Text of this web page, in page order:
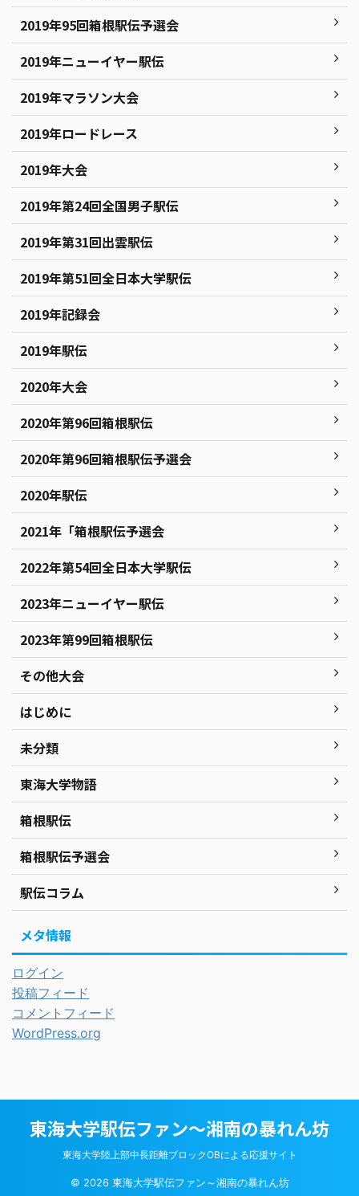
2019年95回箱根駅伝予選会
2019年ニューイヤー駅伝
2019年マラソン大会
2019年ロードレース
2019年大会
2019年第24回全国男子駅伝
2019年第31回出雲駅伝
2019年第51回全日本大学駅伝
2019年記録会
2019年駅伝
2020年大会
2020年第96回箱根駅伝
2020年第96回箱根駅伝予選会
2020年駅伝
2021年「箱根駅伝予選会
2022年第54回全日本大学駅伝
2023年ニューイヤー駅伝
2023年第99回箱根駅伝
その他大会
はじめに
未分類
東海大学物語
箱根駅伝
箱根駅伝予選会
駅伝コラム
メタ情報
ログイン
投稿フィード
コメントフィード
WordPress.org
東海大学駅伝ファン～湘南の暴れん坊
東海大学陸上部中長距離ブロックOBによる応援サイト
© 2026 東海大学駅伝ファン～湘南の暴れん坊